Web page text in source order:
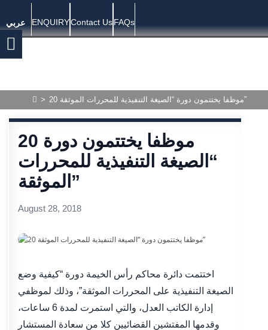
عربي ENQUIRYContact UsFAQs
> 20 موظفا يختتمون دورة “الصيغة التنفيذية للمحررات الموثقة”
20 موظفا يختتمون دورة
“الصيغة التنفيذية للمحررات
الموثقة”
August 28, 2018
اختتمت دائرة محاكم رأس الخيمة دورة “كيفية وضع
الصيغة التنفيذية على المحررات الموثقة”، وذلك لموظفي
إدارة الكاتب العدل، والتي استمرت لمدة 6 ساعات،
وقدمها المفتشين القضائيين كلا من سعادة المستشار